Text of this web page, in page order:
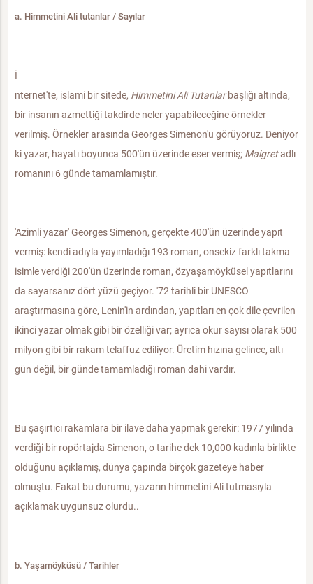
a. Himmetini Ali tutanlar / Sayılar
İ
nternet'te, islami bir sitede, Himmetini Ali Tutanlarbaşlığı altında,
bir insanın azmettiği takdirde neler yapabileceğine örnekler
verilmiş. Örnekler arasında Georges Simenon'u görüyoruz. Deniyor
ki yazar, hayatı boyunca 500'ün üzerinde eser vermiş; Maigretadlı
romanını 6 günde tamamlamıştır.
'Azimli yazar' Georges Simenon, gerçekte 400'ün üzerinde yapıt
vermiş: kendi adıyla yayımladığı 193 roman, onsekiz farklı takma
isimle verdiği 200'ün üzerinde roman, özyaşamöyküsel yapıtlarını
da sayarsanız dört yüzü geçiyor. '72 tarihli bir UNESCO
araştırmasına göre, Lenin'in ardından, yapıtları en çok dile çevrilen
ikinci yazar olmak gibi bir özelliği var; ayrıca okur sayısı olarak 500
milyon gibi bir rakam telaffuz ediliyor. Üretim hızına gelince, altı
gün değil, bir günde tamamladığı roman dahi vardır.
Bu şaşırtıcı rakamlara bir ilave daha yapmak gerekir: 1977 yılında
verdiği bir ropörtajda Simenon, o tarihe dek 10,000 kadınla birlikte
olduğunu açıklamış, dünya çapında birçok gazeteye haber
olmuştu. Fakat bu durumu, yazarın himmetini Ali tutmasıyla
açıklamak uygunsuz olurdu..
b. Yaşamöyküsü / Tarihler